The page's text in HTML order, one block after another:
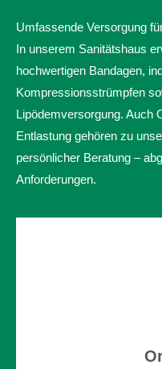
Umfassende Versorgung
In unserem Sanitätshaus
hochwertigen Bandagen,
Kompressionsstrümpfen
Lipödemversorgung. Auch
Entlastung gehören zu
persönlicher Beratung –
Anforderungen.